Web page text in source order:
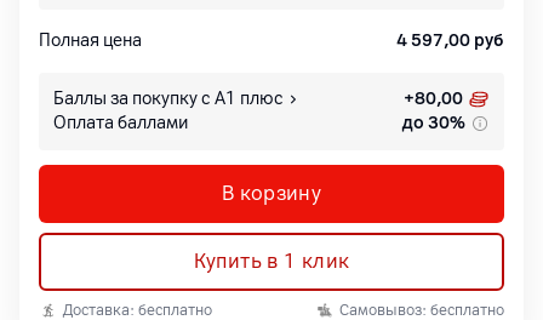
Полная цена 4 597,00 руб
Баллы за покупку с А1 плюс +80,00
Оплата баллами
до 30%
В корзину
Купить в 1 клик
Доставка: бесплатно Самовывоз: бесплатно